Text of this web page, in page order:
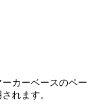
カーベースのペー
れます。